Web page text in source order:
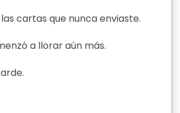
cartas que nunca enviaste.
a llorar aún más.